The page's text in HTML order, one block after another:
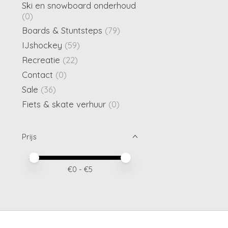
Ski en snowboard onderhoud
(0)
Boards & Stuntsteps (79)
IJshockey (59)
Recreatie (22)
Contact (0)
Sale (36)
Fiets & skate verhuur (0)
Prijs
Minimale prijswaarde
Price maximum value
€0 - €5